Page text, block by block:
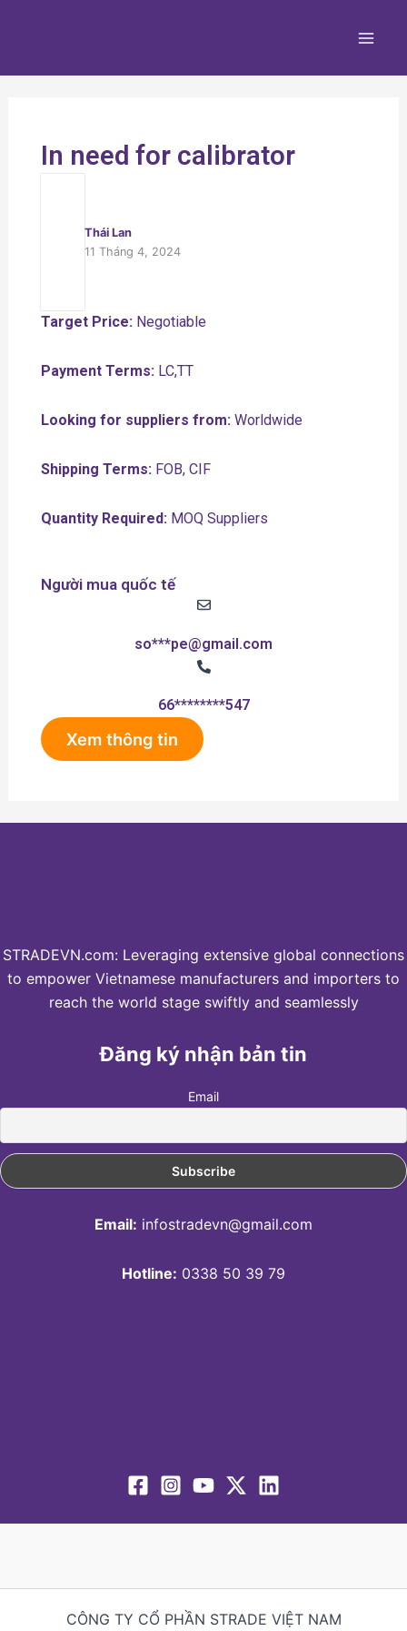
In need for calibrator
Thái Lan
11 Tháng 4, 2024
Target Price:Negotiable
Payment Terms:LC,TT
Looking for suppliers from:Worldwide
Shipping Terms:FOB, CIF
Quantity Required:MOQ Suppliers
Người mua quốc tế
so***pe@gmail.com
66********547
Xem thông tin
STRADEVN.com: Leveraging extensive global connections
to empower Vietnamese manufacturers and importers to
reach the world stage swiftly and seamlessly
Đăng ký nhận bản tin
Email
Email: infostradevn@gmail.com
Hotline: 0338 50 39 79
CÔNG TY CỔ PHẦN STRADE VIỆT NAM